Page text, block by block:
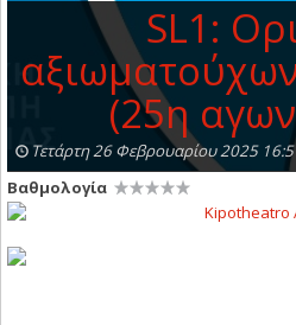
SL1:
(25η
Τετάρτη 26 Φεβρουαρίου 2025
Βαθμολογία